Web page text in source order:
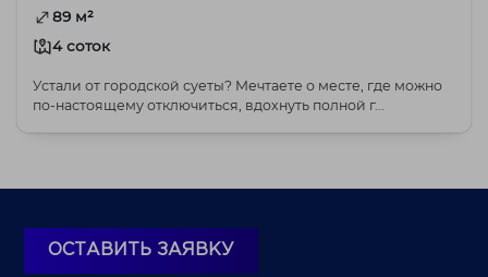
89 м²
4 соток
Устали от городской суеты? Мечтаете о месте, где можно
по-настоящему отключиться, вдохнуть полной г...
ОСТАВИТЬ ЗАЯВКУ